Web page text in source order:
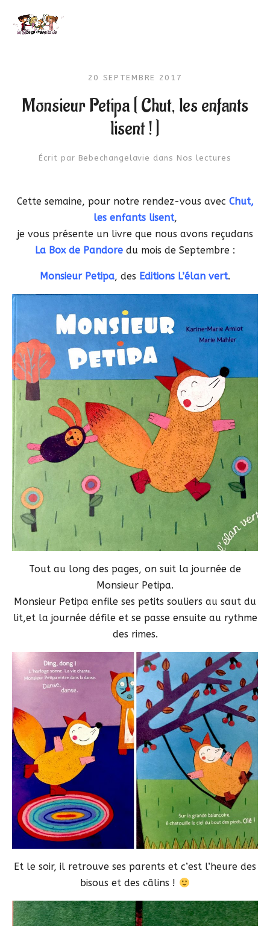
20 SEPTEMBRE 2017
Monsieur Petipa [ Chut, les enfants
lisent ! ]
Écrit par Bebechangelavie dans Nos lectures
Cette semaine, pour notre rendez-vous avec Chut,
les enfants lisent,
je vous présente un livre que nous avons reçudans
La Box de Pandore du mois de Septembre :
Monsieur Petipa, des Editions L’élan vert.
Tout au long des pages, on suit la journée de
Monsieur Petipa.
Monsieur Petipa enfile ses petits souliers au saut du
lit,et la journée défile et se passe ensuite au rythme
des rimes.
Et le soir, il retrouve ses parents et c’est l’heure des
bisous et des câlins !